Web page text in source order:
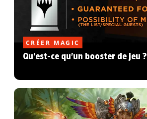
CRÉER MAGIC
Qu'est-ce qu'un booster de jeu ?